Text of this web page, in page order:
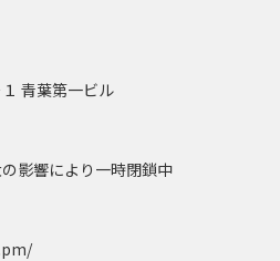
青葉第一ビル
影響により一時閉鎖中